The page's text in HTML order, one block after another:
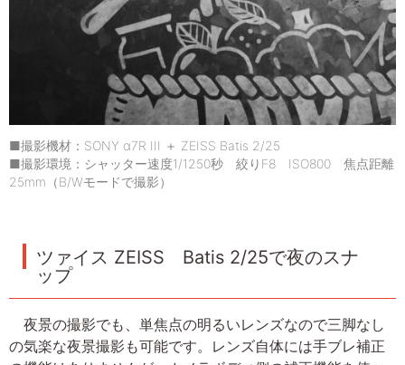
■撮影機材：SONY α7R III ＋ ZEISS Batis 2/25
■撮影環境：シャッター速度1/1250秒 絞りF8 ISO800 焦点距離
25mm（B/Wモードで撮影）
ツァイス ZEISS Batis 2/25で夜のスナ
ップ
夜景の撮影でも、単焦点の明るいレンズなので三脚なし
の気楽な夜景撮影も可能です。レンズ自体には手ブレ補正